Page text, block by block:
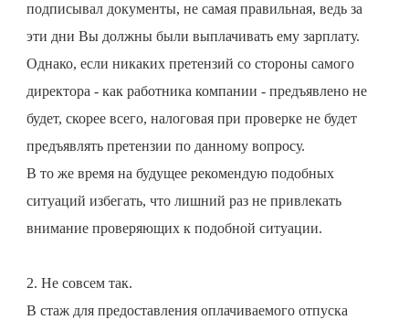
подписывал документы, не самая правильная, ведь за
эти дни Вы должны были выплачивать ему зарплату.
Однако, если никаких претензий со стороны самого
директора - как работника компании - предъявлено не
будет, скорее всего, налоговая при проверке не будет
предъявлять претензии по данному вопросу.
В то же время на будущее рекомендую подобных
ситуаций избегать, что лишний раз не привлекать
внимание проверяющих к подобной ситуации.
2. Не совсем так.
В стаж для предоставления оплачиваемого отпуска